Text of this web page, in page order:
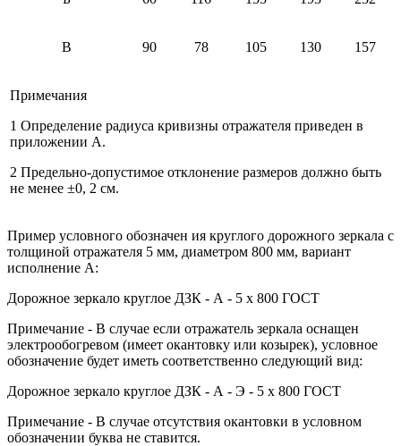
В 90 78 105 130 157
Примечания
1 Определение радиуса кривизны отражателя приведен в
приложении А.
2 Предельно-допустимое отклонение размеров должно быть
не менее ±0, 2 см.
Пример условного обозначен ия круглого дорожного зеркала с
толщиной отражателя 5 мм, диаметром 800 мм, вариант
исполнение А:
Дорожное зеркало круглое ДЗК - А - 5 х 800 ГОСТ
Примечание - В случае если отражатель зеркала оснащен
электрообогревом (имеет окантовку или козырек), условное
обозначение будет иметь соответственно следующий вид:
Дорожное зеркало круглое ДЗК - А - Э - 5 х 800 ГОСТ
Примечание - В случае отсутствия окантовки в условном
обозначении буква не ставится.